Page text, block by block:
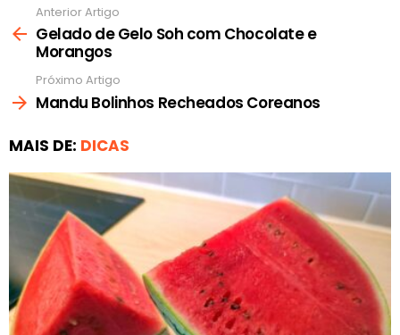
mais
Anterior Artigo
Gelado de Gelo Soh com Chocolate e
Morangos
Próximo Artigo
Mandu Bolinhos Recheados Coreanos
MAIS DE: DICAS